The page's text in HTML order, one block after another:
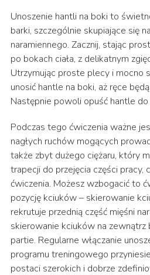
Unoszenie hantli na boki to
barki, szczególnie skupiające się
naramiennego. Zacznij, stając
po bokach ciała, z delikatnym
Utrzymując proste plecy i mocno
unosić hantle na boki, aż ręce
Następnie powoli opuść hantle
Podczas tego ćwiczenia ważne
nagłych ruchów mogących
także zbyt dużego ciężaru, który
trapecji do przejęcia części pracy,
ćwiczenia. Możesz wzbogacić to
pozycję kciuków – skierowanie
rekrutuje przednią część mięśni
skierowanie kciuków na zewnątrz
partie. Regularne włączanie
programu treningowego
postaci szerokich i dobrze